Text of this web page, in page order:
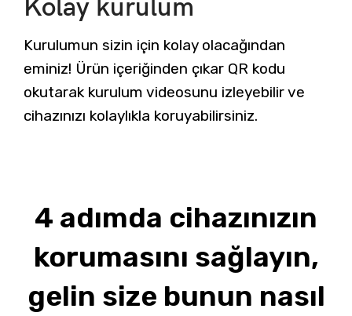
Kolay kurulum
Kurulumun sizin için kolay olacağından
eminiz! Ürün içeriğinden çıkar QR kodu
okutarak kurulum videosunu izleyebilir ve
cihazınızı kolaylıkla koruyabilirsiniz.
4 adımda cihazınızın
korumasını sağlayın,
gelin size bunun nasıl